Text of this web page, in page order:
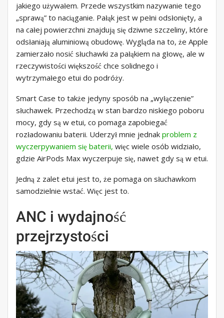
jakiego używałem. Przede wszystkim nazywanie tego
„sprawą” to naciąganie. Pałąk jest w pełni odsłonięty, a
na całej powierzchni znajdują się dziwne szczeliny, które
odsłaniają aluminiową obudowę. Wygląda na to, że Apple
zamierzało nosić słuchawki za pałąkiem na głowę, ale w
rzeczywistości większość chce solidnego i
wytrzymałego etui do podróży.
Smart Case to także jedyny sposób na „wyłączenie”
słuchawek. Przechodzą w stan bardzo niskiego poboru
mocy, gdy są w etui, co pomaga zapobiegać
rozładowaniu baterii. Uderzył mnie jednak problem z
wyczerpywaniem się baterii, więc wiele osób widziało,
gdzie AirPods Max wyczerpuje się, nawet gdy są w etui.
Jedną z zalet etui jest to, że pomaga on słuchawkom
samodzielnie wstać. Więc jest to.
ANC i wydajność
przejrzystości